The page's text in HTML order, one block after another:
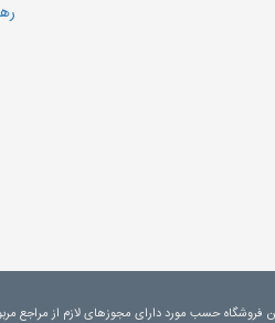
فروشگاه حسب مورد دارای مجوزهای لازم از مراجع